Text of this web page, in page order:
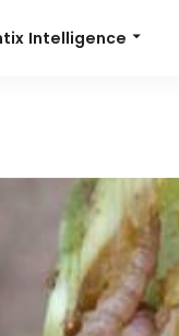
Intelligence